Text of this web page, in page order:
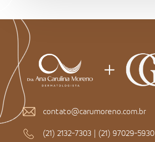
contato@carumoreno.com.br
(21) 2132-7303 | (21) 97029-5930